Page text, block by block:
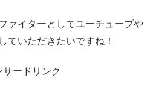
ァイターとしてユーチューブや
ていただきたいですね！
ードリンク